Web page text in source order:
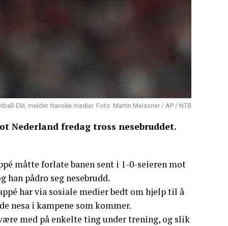
EM, melder franske medier. Foto: Martin Meissner / AP / NTB
Nederland fredag tross nesebruddet.
måtte forlate banen sent i 1-0-seieren mot
han pådro seg nesebrudd.
har via sosiale medier bedt om hjelp til å
nesa i kampene som kommer.
med på enkelte ting under trening, og slik